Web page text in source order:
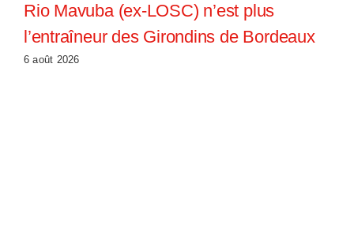
Rio Mavuba (ex-LOSC) n’est plus
l’entraîneur des Girondins de Bordeaux
6 août 2026